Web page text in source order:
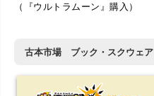
（『ウルトラムーン』購入）
古本市場 ブック・スクウェア